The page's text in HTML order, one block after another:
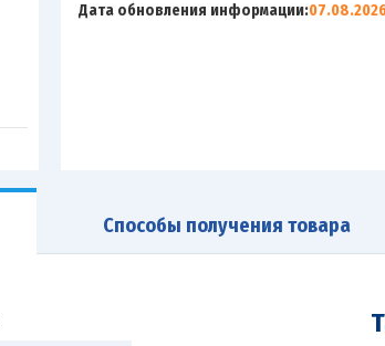
Дата обновления информации:
Способы получения товара